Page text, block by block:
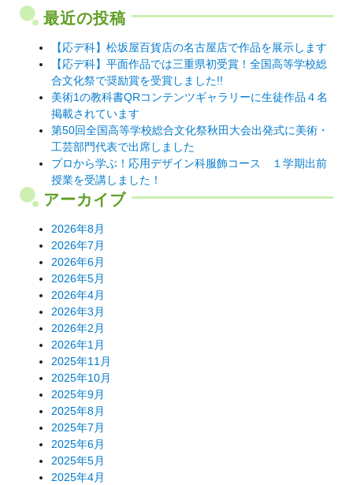
最近の投稿
【応デ科】松坂屋百貨店の名古屋店で作品を展示します
【応デ科】平面作品では三重県初受賞！全国高等学校総
合文化祭で奨励賞を受賞しました!!
美術1の教科書QRコンテンツギャラリーに生徒作品４名
掲載されています
第50回全国高等学校総合文化祭秋田大会出発式に美術・
工芸部門代表で出席しました
プロから学ぶ！応用デザイン科服飾コース １学期出前
授業を受講しました！
アーカイブ
2026年8月
2026年7月
2026年6月
2026年5月
2026年4月
2026年3月
2026年2月
2026年1月
2025年11月
2025年10月
2025年9月
2025年8月
2025年7月
2025年6月
2025年5月
2025年4月